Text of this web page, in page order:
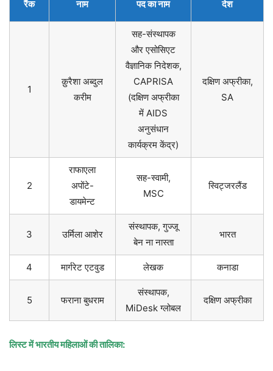
रैंक नाम पद का नाम देश
1
क़ुरैशा अब्दुल
करीम
सह-संस्थापक
और एसोसिएट
वैज्ञानिक निदेशक,
CAPRISA
(दक्षिण अफ्रीका
में AIDS
अनुसंधान
कार्यक्रम केंद्र)
दक्षिण अफ्रीका,
SA
2
राफाएला
अपोंटे-
डायमेन्ट
सह-स्वामी,
MSC
स्विट्जरलैंड
3 उर्मिला आशेर
संस्थापक, गुज्जू
बेन ना नास्ता
भारत
4 मार्गरेट एटवुड लेखक कनाडा
5 फराना बुधराम
संस्थापक,
MiDesk ग्लोबल
दक्षिण अफ्रीका
लिस्ट में भारतीय महिलाओं की तालिका: